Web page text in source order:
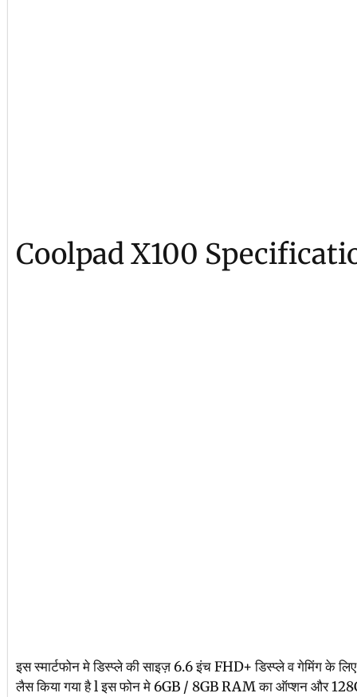
Coolpad X100
इस स्मार्टफोन मे डिस्प्ले की साइज़ 6.6 इंच FHD+ डिस्प्ले व गेमिंग के
लैस किया गया है l इस फोन मे 6GB / 8GB RAM का ऑप्शन और